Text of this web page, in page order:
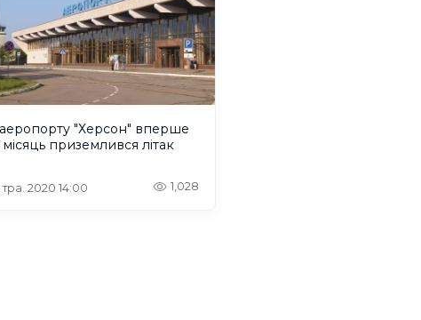
"Херсон" вперше
місяць приземлився літак
2020 14:00 1,028